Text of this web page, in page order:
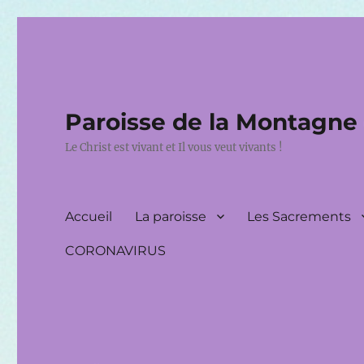
Paroisse de la
Le Christ est vivant et Il vous veut vivants !
Accueil La paroisse Les Sacrements
CORONAVIRUS